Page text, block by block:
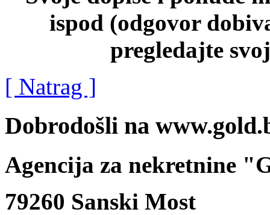
ispod (odgovor
pregledajte
[ Natrag ]
Dobrodošli na
Agencija za nekretnine
79260 Sanski Most